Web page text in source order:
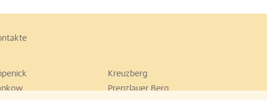
Kreuzberg
Prenzlauer Berg